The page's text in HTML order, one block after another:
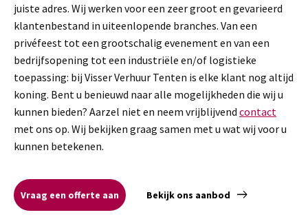
juiste adres. Wij werken voor een zeer groot en gevarieerd
klantenbestand in uiteenlopende branches. Van een
privéfeest tot een grootschalig evenement en van een
bedrijfsopening tot een industriële en/of logistieke
toepassing: bij Visser Verhuur Tenten is elke klant nog altijd
koning. Bent u benieuwd naar alle mogelijkheden die wij u
kunnen bieden? Aarzel niet en neem vrijblijvend contact
met ons op. Wij bekijken graag samen met u wat wij voor u
kunnen betekenen.
Vraag een offerte aan Bekijk ons aanbod